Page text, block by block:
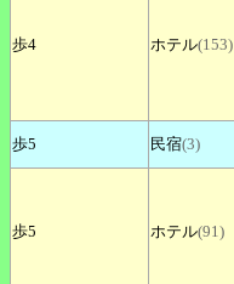
歩4 ホテル(153)
歩5 民宿(3)
歩5 ホテル(91)